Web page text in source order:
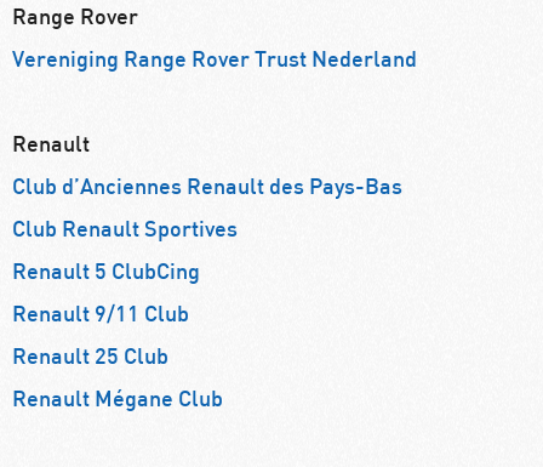
Range Rover
Vereniging Range Rover Trust Nederland
Renault
Club d’Anciennes Renault des Pays-Bas
Club Renault Sportives
Renault 5 ClubCing
Renault 9/11 Club
Renault 25 Club
Renault Mégane Club